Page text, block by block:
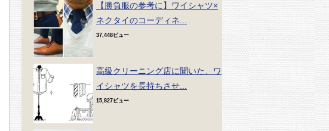
【勝負服の参考に】ワイシャツ×
ネクタイのコーディネ...
37,448ビュー
高級クリーニング店に聞いた、ワ
イシャツを長持ちさせ...
15,827ビュー